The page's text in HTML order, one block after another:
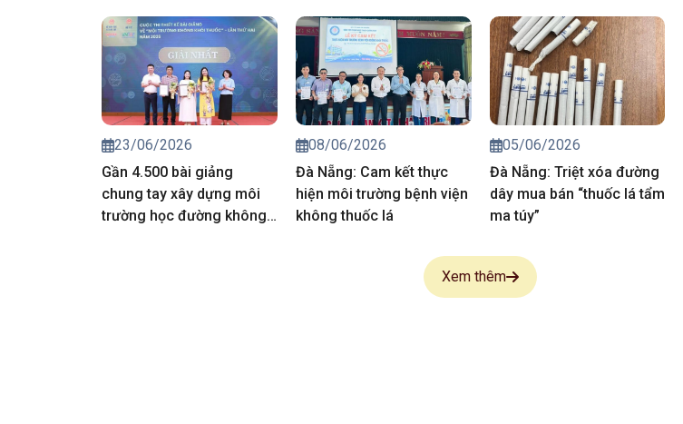
kỷ, thách thức vẫn hiện
hữu
thuốc
thức phải thay đổi trước
23/06/2026
Gần 4.500 bài giảng
chung tay xây dựng môi
trường học đường không
08/06/2026
Đà Nẵng: Cam kết thực
hiện môi trường bệnh viện
không thuốc lá
05/06/2026
Đà Nẵng: Triệt xóa đường
dây mua bán “thuốc lá tẩm
ma túy”
Xem thêm